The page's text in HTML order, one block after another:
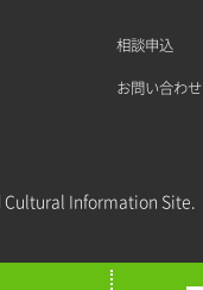
相談申込
お問い合わせ
Cultural Information Site.